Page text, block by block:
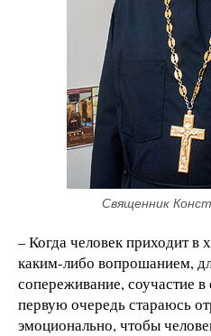
Священник
– Когда человек приходит в
каким-либо вопрошанием,
сопереживание, соучастие
первую очередь стараюсь
эмоционально, чтобы